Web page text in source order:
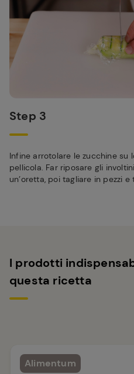
Step 3
Infine arrotolare le zucchine su
pellicola. Far riposare gli
un’oretta, poi tagliare in pezzi
I prodotti
questa ricetta
Alimentum